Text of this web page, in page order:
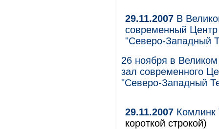
29.11.2007 В
современный
"Северо-Западный
26 ноября в
зал современного
"Северо-Западный
29.11.2007 Комлинк
короткой строкой)